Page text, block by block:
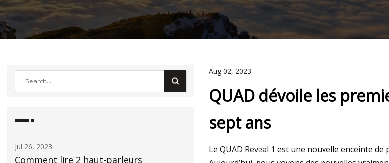
Jul 26, 2023
Comment lire 2 haut-parleurs
Aug 22, 2023
Obtenez une barre de son Sonos Arc SL
Aug 02, 2023
QUAD dévoile les
sept ans
Le QUAD Reveal 1 est une nouvelle enceinte